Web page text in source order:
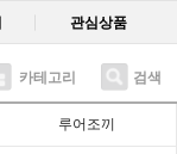
관심상품
카테고리 검색
루어조끼Recent